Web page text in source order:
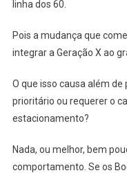
linha dos 60.
Pois a mudança que
integrar a Geração X ao
O que isso causa além
prioritário ou requerer o
estacionamento?
Nada, ou melhor, bem
comportamento. Se os